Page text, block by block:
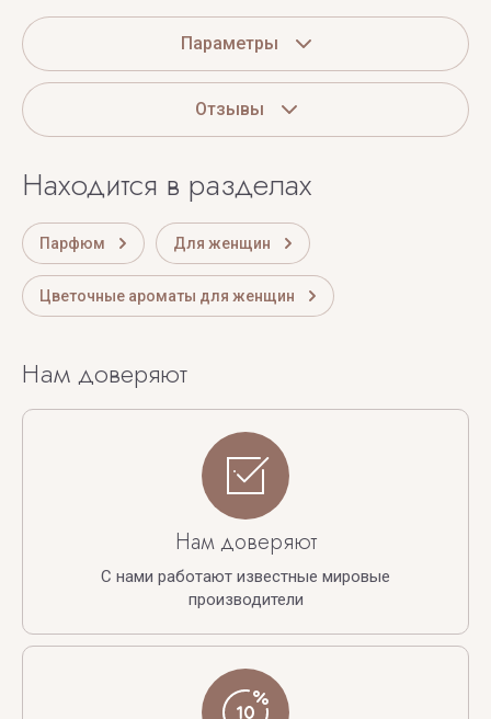
Параметры
Отзывы
Находится в разделах
Парфюм Для женщин
Цветочные ароматы для женщин
Нам доверяют
Нам доверяют
С нами работают известные мировые
производители